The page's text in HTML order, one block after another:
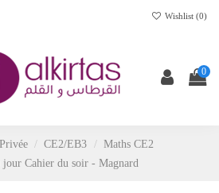
Wishlist (0)
0
Privée CE2/EB3
Maths CE2
Cahier du soir - Magnard